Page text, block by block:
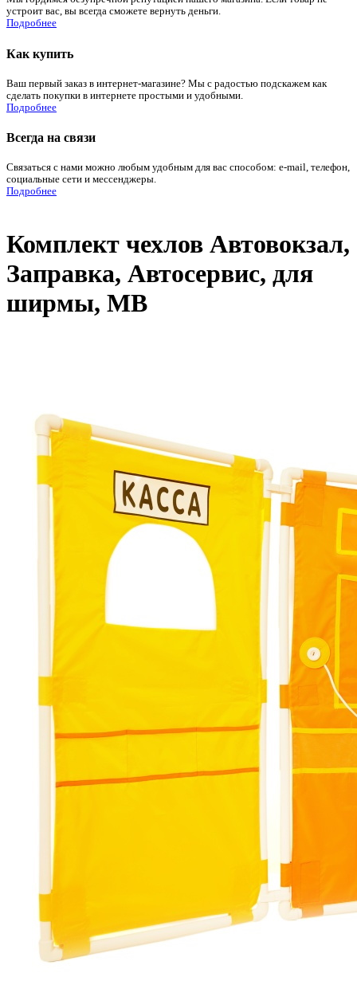
устроит вас, вы всегда сможете вернуть деньги.
Подробнее
Как купить
Ваш первый заказ в интернет-магазине? Мы с радостью подскажем как
сделать покупки в интернете простыми и удобными.
Подробнее
Всегда на связи
Связаться с нами можно любым удобным для вас способом: e-mail, телефон,
социальные сети и мессенджеры.
Подробнее
Комплект чехлов Автовокзал,
Заправка, Автосервис, для
ширмы, МВ